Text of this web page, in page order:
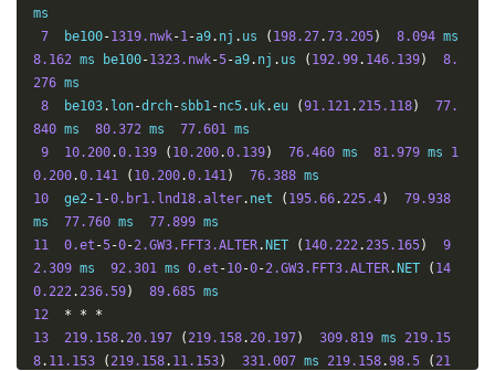
18
202.97 . 94.145 202.97 . 94.145 ) 295.566 ms 183.63
8.238
183.63 . 68.238 283.137 ms
19
219.135. 131.206 259.746 ms 259.493 ms 183.56 . 34.42
( 183.56 34.42) 250.810
20
213.131 . 135.219 . broad . gz .gd dynamic 163data .com
cn
( 219.135 . 131.213 ) 270.151 ms 270.024
21
113.98 . 103.126 ( 113.98 103.126 ) 247.400 ms 183.63
68.238 (183.63 68.238
d . . . dynamic .163data com.cn (219.135 .131.201 )
296.6
02
22
206.131. 135.219.broad
( 219.135 .
gd
dynamic. 163data com . cn ( 219.135. 131.194) 262.607
*
ms
7
  be100
-1319.nwk-1-a9. nj . us ( 198.27.73.205) 8.094
8.162 ms be100-1323.nwk-5-a9. nj . us ( 192.99. 146.139)
8.
276 ms
8
  be103
. lon-drch-sbb1-nc5. uk.eu (91.121.215.118)
77.
840 ms 80.372 ms 77.601 ms
9
10.200.0.139 ( 10.200.0.139) 76.460 ms 81.979 ms 1
0.200.0.141 ( 10.200.0.141) 76.388
10
  ge2
-1-0.br1.lnd18.alter. net ( 195.66.225.4)
79.938
ms 77.760 ms 77.899
11
0.et -5-0-2.GW3.FFT3.ALTER. NET ( 140.222.235.165)
9
2.309 ms 92.301 ms 0.et -10-0-2.GW3.FFT3.ALTER. NET ( 14
0.222.236.59) 89.685
12
* *
*
13
219.158.20.197 (219.158.20.197) 309.819 ms 219.15
8. 11.153 (219.158. 11.153) 331.007 ms 219.158.98.5 (21